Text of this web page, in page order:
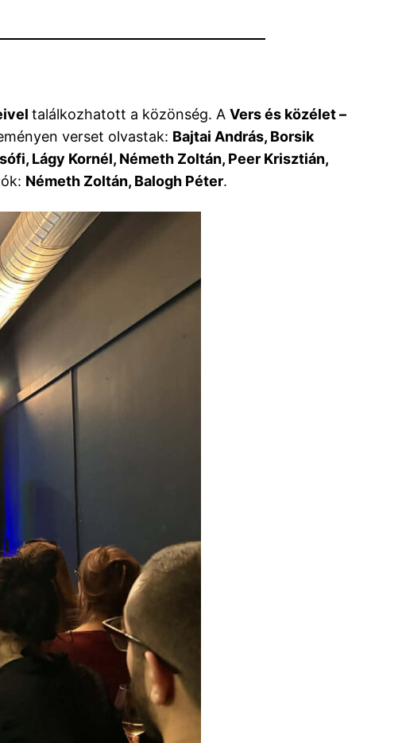
találkozhatott a közönség. AVers és közélet –
verset olvastak: Bajtai András, Borsik
Lágy Kornél, Németh Zoltán, Peer Krisztián,
Németh Zoltán, Balogh Péter.